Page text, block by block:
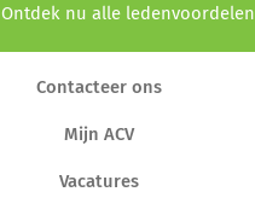
Ontdek nu alle ledenvoordelen
Contacteer ons
Mijn ACV
Vacatures